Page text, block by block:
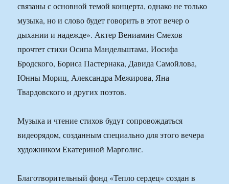
связаны с основной темой концерта, однако не только
музыка, но и слово будет говорить в этот вечер о
дыхании и надежде». Актер Вениамин Смехов
прочтет стихи Осипа Мандельштама, Иосифа
Бродского, Бориса Пастернака, Давида Самойлова,
Юнны Мориц, Александра Межирова, Яна
Твардовского и других поэтов.
Музыка и чтение стихов будут сопровождаться
видеорядом, созданным специально для этого вечера
художником Екатериной Марголис.
Благотворительный фонд «Тепло сердец» создан в